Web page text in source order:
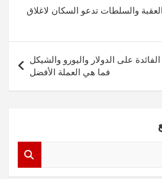
والسلطات تدعو السكان لاغلاق
على الدولار واليورو والشيكل
فما هي العملة الأفضل